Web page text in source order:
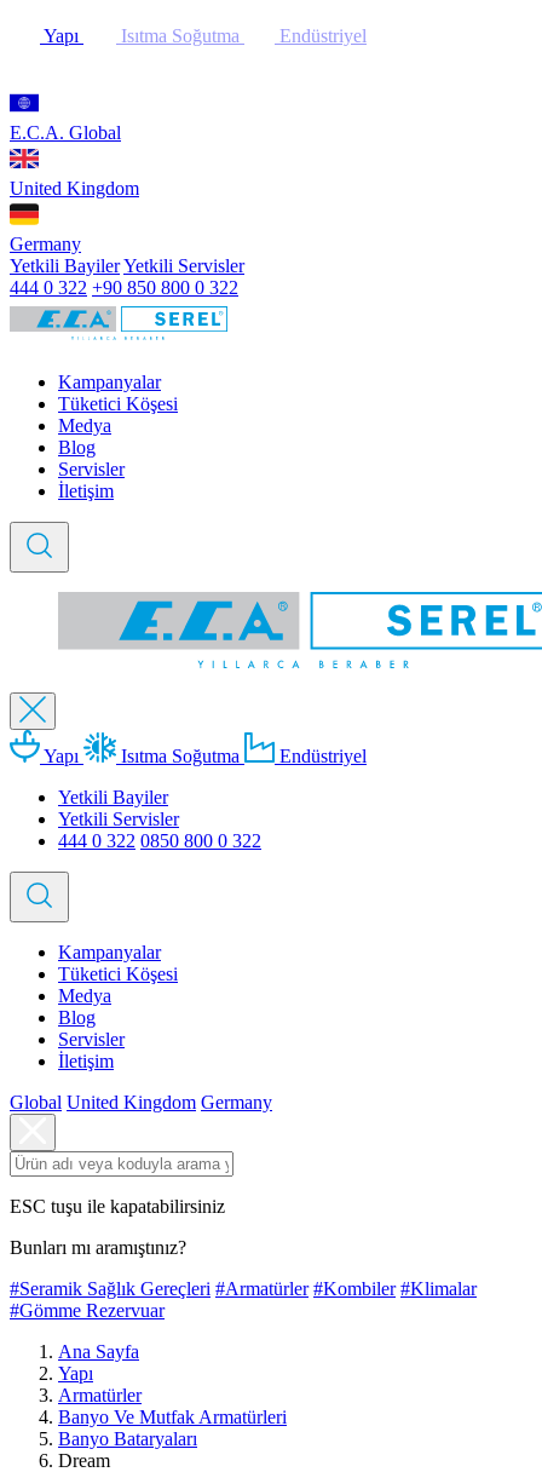
Yapı Isıtma Soğutma Endüstriyel
E.C.A. Global
United Kingdom
Germany
Yetkili BayilerYetkili Servisler
444 0 322 +90 850 800 0 322
Kampanyalar
Tüketici Köşesi
Medya
Blog
Servisler
İletişim
Yapı Isıtma Soğutma
Endüstriyel
Yetkili Bayiler
Yetkili Servisler
444 0 322 0850 800 0 322
Kampanyalar
Tüketici Köşesi
Medya
Blog
Servisler
İletişim
Global United Kingdom Germany
ESC tuşu ile kapatabilirsiniz
Bunları mı aramıştınız?
#Seramik Sağlık Gereçleri #Armatürler #Kombiler #Klimalar
#Gömme Rezervuar
Ana Sayfa
Yapı
Armatürler
Banyo Ve Mutfak Armatürleri
Banyo Bataryaları
Dream